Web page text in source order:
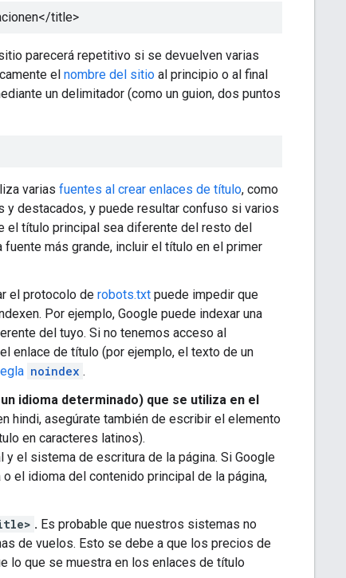
</title>
parecerá repetitivo si se devuelven varias
el nombre del sitio al principio o al final
un delimitador (como un guion, dos puntos
varias fuentes al crear enlaces de título, como
y destacados, y puede resultar confuso si varios
el título principal sea diferente del resto del
fuente más grande, incluir el título en el primer
el protocolo de robots.txt puede impedir que
Por ejemplo, Google puede indexar una
del tuyo. Si no tenemos acceso al
enlace de título (por ejemplo, el texto de un
noindex .
idioma determinado) que se utiliza en el
hindi, asegúrate también de escribir el elemento
en caracteres latinos).
y el sistema de escritura de la página. Si Google
el idioma del contenido principal de la página,
. Es probable que nuestros sistemas no
de vuelos. Esto se debe a que los precios de
lo que se muestra en los enlaces de título